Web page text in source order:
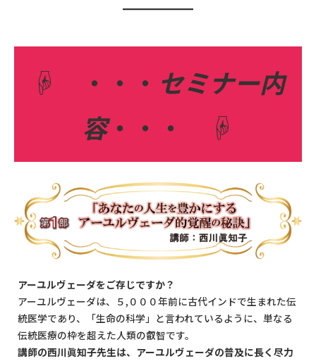
☟ ・・・ セミナー内
容・・・ ☟
アーユルヴェーダをご存じですか？
アーユルヴェーダは、５,０００年前に古代インドで生まれた伝
統医学であり、「生命の科学」と言われているように、単なる
伝統医療の枠を超えた人類の叡智です。
講師の西川眞知子先生は、アーユルヴェーダの普及に長く尽力